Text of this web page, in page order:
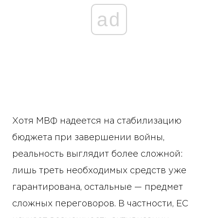
ad
Хотя МВФ надеется на стабилизацию
бюджета при завершении войны,
реальность выглядит более сложной:
лишь треть необходимых средств уже
гарантирована, остальные — предмет
сложных переговоров. В частности, ЕС